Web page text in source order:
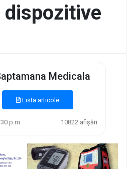
Medicala
Lista articole
p.m. 10822 afișări